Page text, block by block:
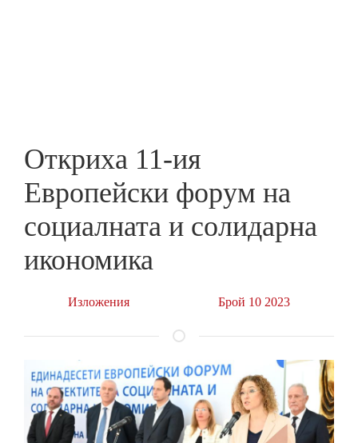
Откриха 11-ия
Европейски форум на
социалната и солидарна
икономика
Изложения Брой 10 2023